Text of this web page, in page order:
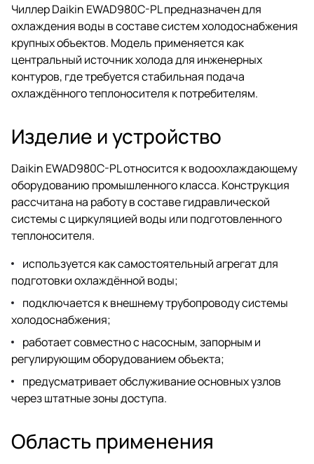
Чиллер Daikin EWAD980C-PL предназначен для
охлаждения воды в составе систем холодоснабжения
крупных объектов. Модель применяется как
центральный источник холода для инженерных
контуров, где требуется стабильная подача
охлаждённого теплоносителя к потребителям.
Изделие и устройство
Daikin EWAD980C-PL относится к водоохлаждающему
оборудованию промышленного класса. Конструкция
рассчитана на работу в составе гидравлической
системы с циркуляцией воды или подготовленного
теплоносителя.
используется как самостоятельный агрегат для
подготовки охлаждённой воды;
подключается к внешнему трубопроводу системы
холодоснабжения;
работает совместно с насосным, запорным и
регулирующим оборудованием объекта;
предусматривает обслуживание основных узлов
через штатные зоны доступа.
Область применения